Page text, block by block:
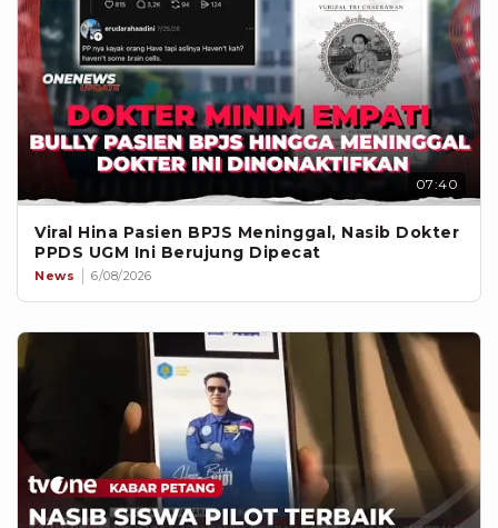
07:40
Viral Hina Pasien BPJS Meninggal, Nasib Dokter
PPDS UGM Ini Berujung Dipecat
News 6/08/2026